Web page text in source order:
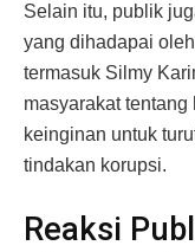
Selain itu, publik
yang dihadapai
termasuk Silmy
masyarakat
keinginan untuk
tindakan korupsi.
Reaksi